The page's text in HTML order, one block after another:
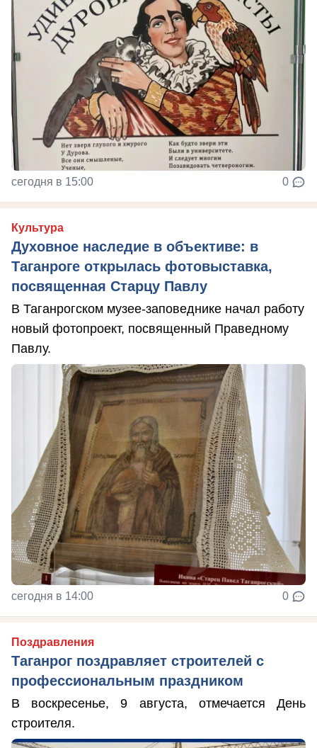
сегодня в 15:00 0
Культура
Духовное наследие в объективе: в
Таганроге открылась фотовыставка,
посвященная Старцу Павлу
В Таганрогском музее-заповеднике начал работу
новый фотопроект, посвященный Праведному
Павлу.
сегодня в 14:00 0
Поздравления
Таганрог поздравляет строителей с
профессиональным праздником
В воскресенье, 9 августа, отмечается День
строителя.